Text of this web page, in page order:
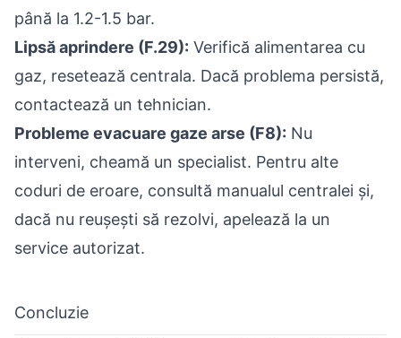
până la 1.2-1.5 bar.
Lipsă aprindere (F.29): Verifică alimentarea cu
gaz, resetează centrala. Dacă problema persistă,
contactează un tehnician.
Probleme evacuare gaze arse (F8): Nu
interveni, cheamă un specialist. Pentru alte
coduri de eroare, consultă manualul centralei și,
dacă nu reușești să rezolvi, apelează la un
service autorizat.
Concluzie